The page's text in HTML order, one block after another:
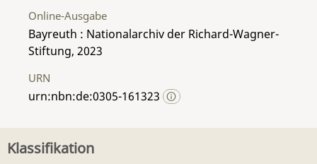
Online-Ausgabe
Bayreuth : Nationalarchiv der Richard-Wagner-
Stiftung, 2023
URN
urn:nbn:de:0305-161323
Klassifikation